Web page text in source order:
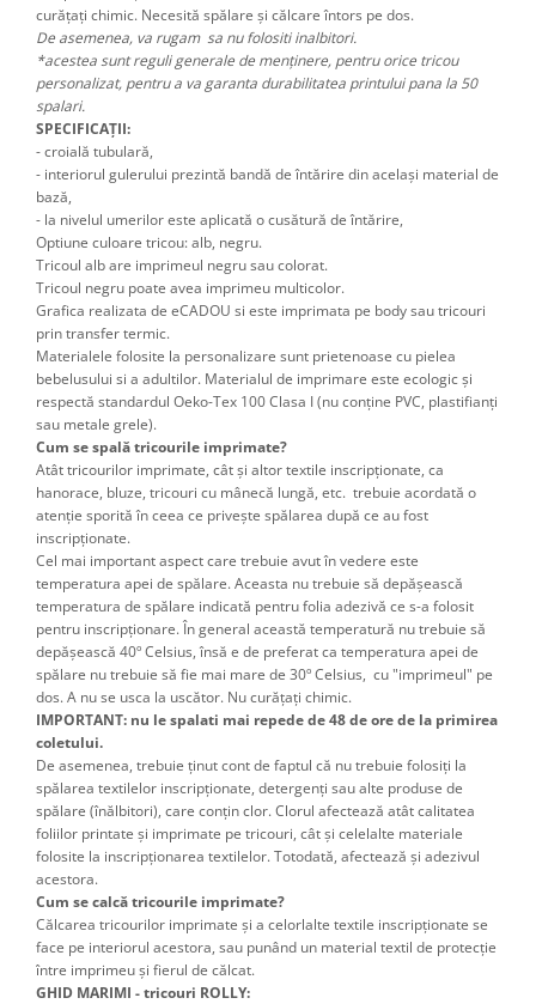
curățați chimic. Necesită spălare și călcare întors pe dos.
De asemenea, va rugam sa nu folositi inalbitori.
*acestea sunt reguli generale de menținere, pentru orice tricou
personalizat, pentru a va garanta durabilitatea printului pana la 50
spalari.
SPECIFICAȚII:
- croială tubulară,
- interiorul gulerului prezintă bandă de întărire din același material de
bază,
- la nivelul umerilor este aplicată o cusătură de întărire,
Optiune culoare tricou: alb, negru.
Tricoul alb are imprimeul negru sau colorat.
Tricoul negru poate avea imprimeu multicolor.
Grafica realizata de eCADOU si este imprimata pe body sau tricouri
prin transfer termic.
Materialele folosite la personalizare sunt prietenoase cu pielea
bebelusului si a adultilor. Materialul de imprimare este ecologic și
respectă standardul Oeko-Tex 100 Clasa I (nu conține PVC, plastifianți
sau metale grele).
Cum se spală tricourile imprimate?
Atât tricourilor imprimate, cât şi altor textile inscripţionate, ca
hanorace, bluze, tricouri cu mânecă lungă, etc. trebuie acordată o
atenţie sporită în ceea ce priveşte spălarea după ce au fost
inscripţionate.
Cel mai important aspect care trebuie avut în vedere este
temperatura apei de spălare. Aceasta nu trebuie să depăşească
temperatura de spălare indicată pentru folia adezivă ce s-a folosit
pentru inscripţionare. În general această temperatură nu trebuie să
depăşească 40º Celsius, însă e de preferat ca temperatura apei de
spălare nu trebuie să fie mai mare de 30º Celsius, cu "imprimeul" pe
dos. A nu se usca la uscător. Nu curățați chimic.
IMPORTANT: nu le spalati mai repede de 48 de ore de la primirea
coletului.
De asemenea, trebuie ţinut cont de faptul că nu trebuie folosiţi la
spălarea textilelor inscripţionate, detergenţi sau alte produse de
spălare (înălbitori), care conţin clor. Clorul afectează atât calitatea
foliilor printate şi imprimate pe tricouri, cât şi celelalte materiale
folosite la inscripţionarea textilelor. Totodată, afectează şi adezivul
acestora.
Cum se calcă tricourile imprimate?
Călcarea tricourilor imprimate şi a celorlalte textile inscripţionate se
face pe interiorul acestora, sau punând un material textil de protecţie
între imprimeu şi fierul de călcat.
GHID MARIMI - tricouri ROLLY: